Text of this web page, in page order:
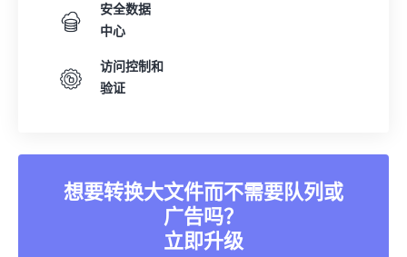
安全数据
中心
访问控制和
验证
想要转换大文件而不需要队列或
广告吗？
立即升级